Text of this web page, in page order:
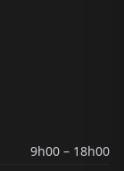
9h00 – 18h00